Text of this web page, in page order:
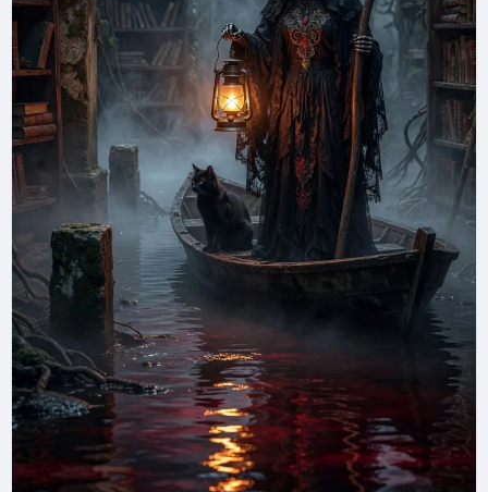
bajo esta Luna Creciente te entrego mi
intención.
Que lo pequeño crezca con orden, fe y
paciencia.
Limpia mis pasos, fortalece mi voluntad,
y guíame hacia lo que sea justo para mi alma.
Así sea, con respeto y gratitud.
Dobla el papel hacia ti tres veces. Déjalo bajo el
vaso de agua durante la noche. Mañana, tira el
agua en la tierra o en una planta, y guarda el papel
hasta el Cuarto Creciente o hasta que sientas
avance.
🕯️Consejo devocional: esta luna no es para forzar;
es para sembrar, ordenar y comprometerte con
una acción pequeña pero constante.